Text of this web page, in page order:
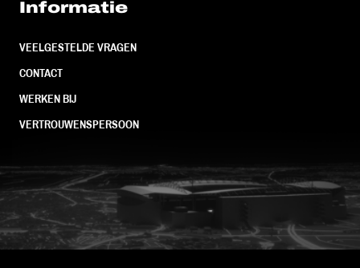
Informatie
VEELGESTELDE VRAGEN
CONTACT
WERKEN BIJ
VERTROUWENSPERSOON
FC Utrecht<br>vanuit<br>het